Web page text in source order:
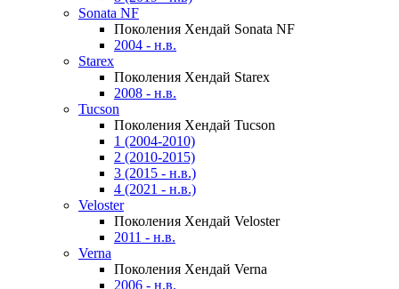
Sonata NF
Поколения Хендай Sonata NF
2004 - н.в.
Starex
Поколения Хендай Starex
2008 - н.в.
Tucson
Поколения Хендай Tucson
1 (2004-2010)
2 (2010-2015)
3 (2015 - н.в.)
4 (2021 - н.в.)
Veloster
Поколения Хендай Veloster
2011 - н.в.
Verna
Поколения Хендай Verna
2006 - н.в.